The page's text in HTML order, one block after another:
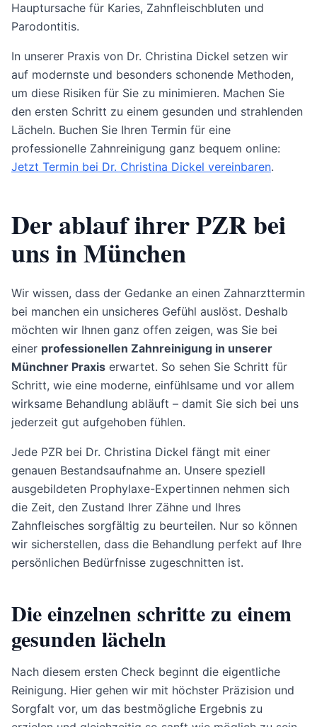
Hauptursache für Karies, Zahnfleischbluten und
Parodontitis.
In unserer Praxis von Dr. Christina Dickel setzen wir
auf modernste und besonders schonende Methoden,
um diese Risiken für Sie zu minimieren. Machen Sie
den ersten Schritt zu einem gesunden und strahlenden
Lächeln. Buchen Sie Ihren Termin für eine
professionelle Zahnreinigung ganz bequem online:
Jetzt Termin bei Dr. Christina Dickel vereinbaren.
Der ablauf ihrer PZR bei
uns in München
Wir wissen, dass der Gedanke an einen Zahnarzttermin
bei manchen ein unsicheres Gefühl auslöst. Deshalb
möchten wir Ihnen ganz offen zeigen, was Sie bei
einer professionellen Zahnreinigung in unserer
Münchner Praxis erwartet. So sehen Sie Schritt für
Schritt, wie eine moderne, einfühlsame und vor allem
wirksame Behandlung abläuft – damit Sie sich bei uns
jederzeit gut aufgehoben fühlen.
Jede PZR bei Dr. Christina Dickel fängt mit einer
genauen Bestandsaufnahme an. Unsere speziell
ausgebildeten Prophylaxe-Expertinnen nehmen sich
die Zeit, den Zustand Ihrer Zähne und Ihres
Zahnfleisches sorgfältig zu beurteilen. Nur so können
wir sicherstellen, dass die Behandlung perfekt auf Ihre
persönlichen Bedürfnisse zugeschnitten ist.
Die einzelnen schritte zu einem
gesunden lächeln
Nach diesem ersten Check beginnt die eigentliche
Reinigung. Hier gehen wir mit höchster Präzision und
Sorgfalt vor, um das bestmögliche Ergebnis zu